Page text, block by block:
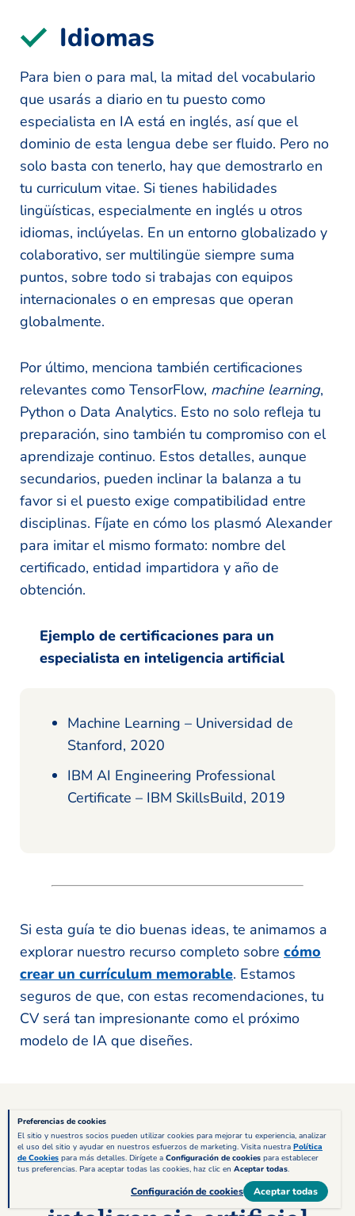
Idiomas
Para bien o para mal, la mitad del vocabulario
que usarás a diario en tu puesto como
especialista en IA está en inglés, así que el
dominio de esta lengua debe ser fluido. Pero no
solo basta con tenerlo, hay que demostrarlo en
tu curriculum vitae. Si tienes habilidades
lingüísticas, especialmente en inglés u otros
idiomas, inclúyelas. En un entorno globalizado y
colaborativo, ser multilingüe siempre suma
puntos, sobre todo si trabajas con equipos
internacionales o en empresas que operan
globalmente.
Por último, menciona también certificaciones
relevantes como TensorFlow, machine learning,
Python o Data Analytics. Esto no solo refleja tu
preparación, sino también tu compromiso con el
aprendizaje continuo. Estos detalles, aunque
secundarios, pueden inclinar la balanza a tu
favor si el puesto exige compatibilidad entre
disciplinas. Fíjate en cómo los plasmó Alexander
para imitar el mismo formato: nombre del
certificado, entidad impartidora y año de
obtención.
Ejemplo de certificaciones para un
especialista en inteligencia artificial
Machine Learning – Universidad de
Stanford, 2020
IBM AI Engineering Professional
Certificate – IBM SkillsBuild, 2019
Si esta guía te dio buenas ideas, te animamos a
explorar nuestro recurso completo sobre cómo
crear un currículum memorable. Estamos
seguros de que, con estas recomendaciones, tu
CV será tan impresionante como el próximo
modelo de IA que diseñes.
Consejos para crear un
currículum de
especialista en
Preferencias de cookies
El sitio y nuestros socios pueden utilizar cookies para mejorar tu experiencia, analizar
el uso del sitio y ayudar en nuestros esfuerzos de marketing. Visita nuestra Política
de Cookies para más detalles. Dirígete a Configuración de cookies para establecer
tus preferencias. Para aceptar todas las cookies, haz clic en Aceptar todas.
Configuración de cookies Aceptar todas